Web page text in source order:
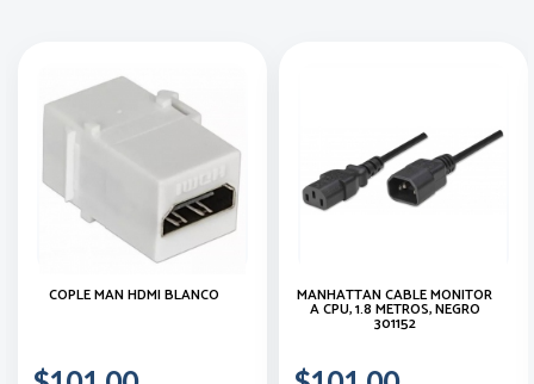
COPLE MAN HDMI BLANCO MANHATTAN CABLE MONITOR
A CPU, 1.8 METROS, NEGRO
301152